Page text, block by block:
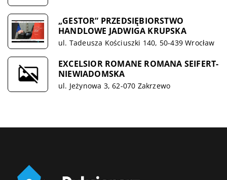
„GESTOR” PRZEDSIĘBIORSTWO
HANDLOWE JADWIGA KRUPSKA
ul. Tadeusza Kościuszki 140, 50-439 Wrocław
EXCELSIOR ROMANE ROMANA SEIFERT-
NIEWIADOMSKA
ul. Jeżynowa 3, 62-070 Zakrzewo